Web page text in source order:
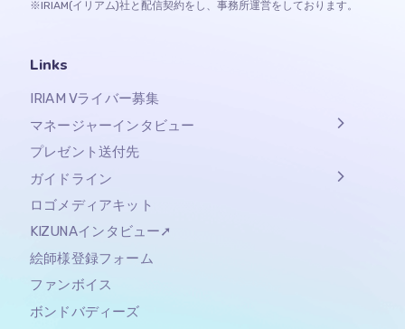
※IRIAM(イリアム)社と配信契約をし、事務所運営をしております。
Links
IRIAM Vライバー募集
マネージャーインタビュー
プレゼント送付先
ガイドライン
ロゴメディアキット
KIZUNAインタビュー➚
絵師様登録フォーム
ファンボイス
ボンドバディーズ